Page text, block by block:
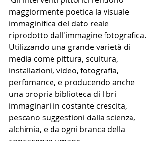
maggiormente poetica la visuale
immaginifica del dato reale
riprodotto dall'immagine fotografica.
Utilizzando una grande varietà di
media come pittura, scultura,
installazioni, video, fotografia,
perfomance, e producendo anche
una propria biblioteca di libri
immaginari in costante crescita,
pescano suggestioni dalla scienza,
alchimia, e da ogni branca della